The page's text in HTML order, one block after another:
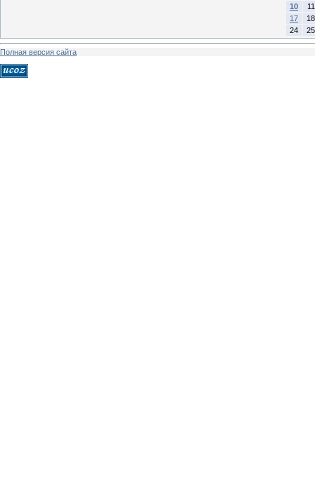
10
11
17
18
24
25
Полная версия сайта